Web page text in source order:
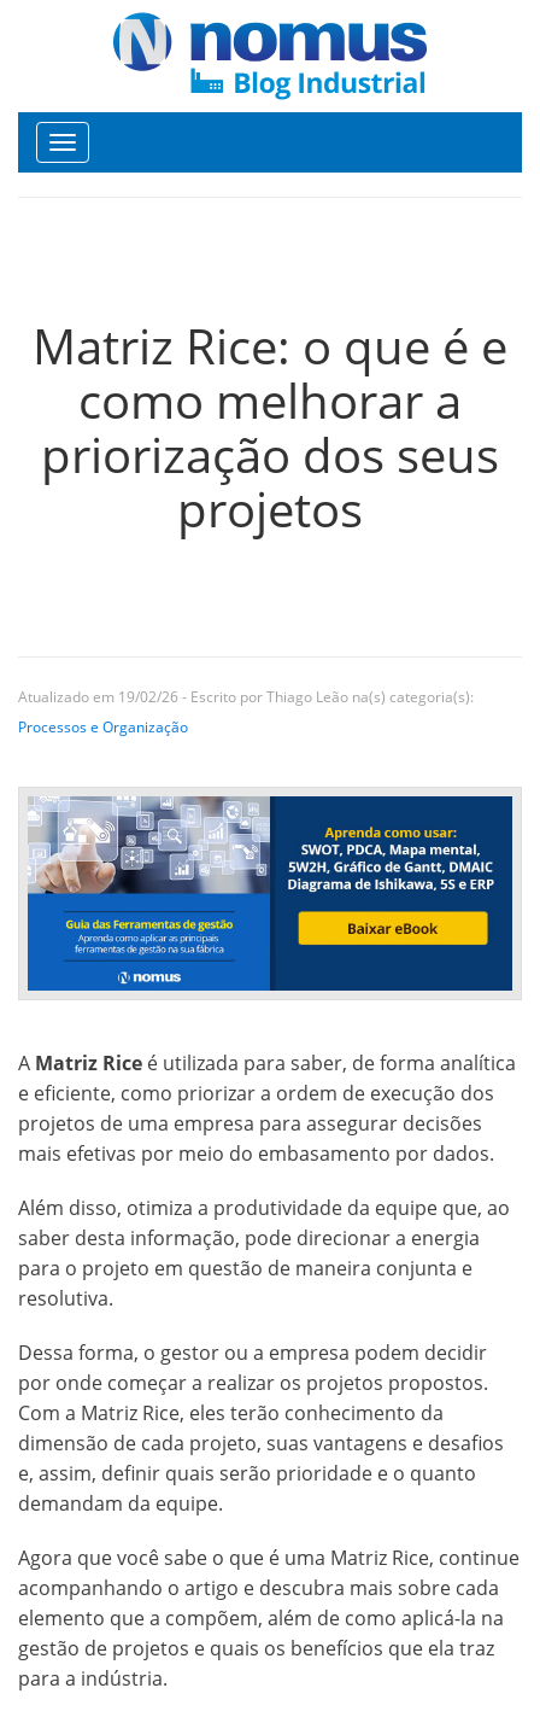
Toggle
navigation
Matriz Rice: o que é e
como melhorar a
priorização dos seus
projetos
Atualizado em 19/02/26 - Escrito por Thiago Leão na(s) categoria(s):
Processos e Organização
A Matriz Rice é utilizada para saber, de forma analítica
e eficiente, como priorizar a ordem de execução dos
projetos de uma empresa para assegurar decisões
mais efetivas por meio do embasamento por dados.
Além disso, otimiza a produtividade da equipe que, ao
saber desta informação, pode direcionar a energia
para o projeto em questão de maneira conjunta e
resolutiva.
Dessa forma, o gestor ou a empresa podem decidir
por onde começar a realizar os projetos propostos.
Com a Matriz Rice, eles terão conhecimento da
dimensão de cada projeto, suas vantagens e desafios
e, assim, definir quais serão prioridade e o quanto
demandam da equipe.
Agora que você sabe o que é uma Matriz Rice, continue
acompanhando o artigo e descubra mais sobre cada
elemento que a compõem, além de como aplicá-la na
gestão de projetos e quais os benefícios que ela traz
para a indústria.